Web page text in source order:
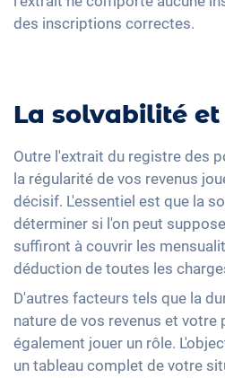
des inscriptions correctes.
La solvabilité
Outre l'extrait du registre des
la régularité de vos revenus
décisif. L'essentiel est que la
déterminer si l'on peut
suffiront à couvrir les
déduction de toutes les
D'autres facteurs tels que la
nature de vos revenus et votre
également jouer un rôle.
un tableau complet de votre